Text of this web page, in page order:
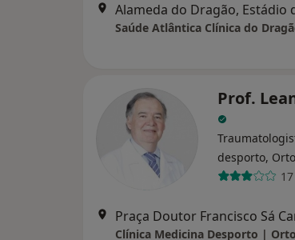
Saúde Atlântica Clínica do
Prof.
desporto,
Clínica Medicina Desporto |